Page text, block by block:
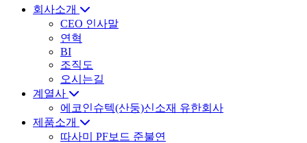
회사소개
CEO 인사말
연혁
BI
조직도
오시는길
계열사
에코인슈텍(산둥)신소재 유한회사
제품소개
따사미 PF보드 준불연